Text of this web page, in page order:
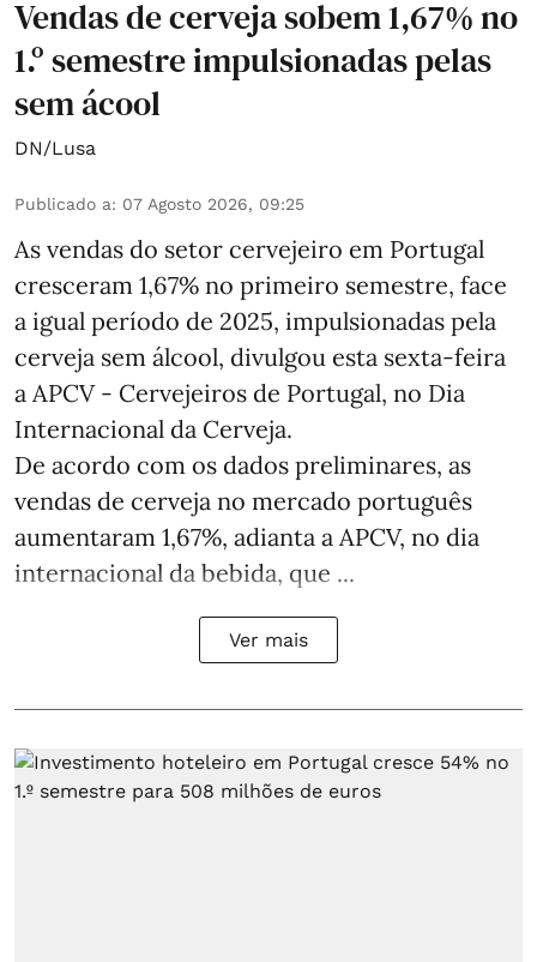
Vendas de cerveja sobem 1,67% no
1.º semestre impulsionadas pelas
sem ácool
DN/Lusa
Publicado a: 07 Agosto 2026, 09:25
As vendas do setor cervejeiro em Portugal
cresceram 1,67% no primeiro semestre, face
a igual período de 2025, impulsionadas pela
cerveja sem álcool, divulgou esta sexta-feira
a APCV - Cervejeiros de Portugal, no Dia
Internacional da Cerveja.
De acordo com os dados preliminares, as
vendas de cerveja no mercado português
aumentaram 1,67%, adianta a APCV, no dia
internacional da bebida, que ...
Ver mais